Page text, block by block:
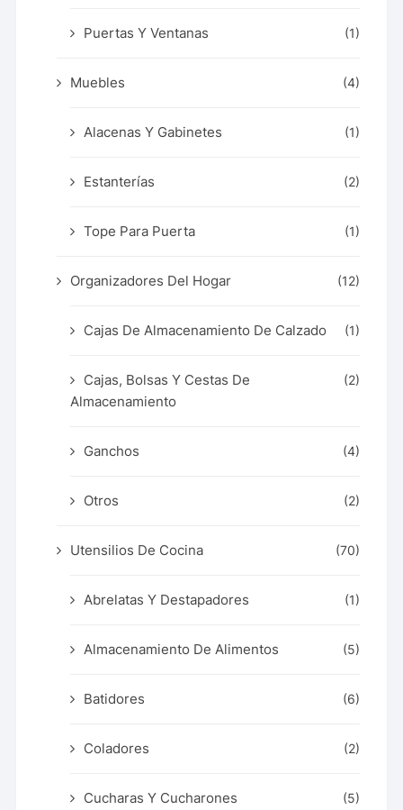
Puertas Y Ventanas (1)
Muebles (4)
Alacenas Y Gabinetes (1)
Estanterías (2)
Tope Para Puerta (1)
Organizadores Del Hogar (12)
Cajas De Almacenamiento De Calzado (1)
Cajas, Bolsas Y Cestas De
Almacenamiento
(2)
Ganchos (4)
Otros (2)
Utensilios De Cocina (70)
Abrelatas Y Destapadores (1)
Almacenamiento De Alimentos (5)
Batidores (6)
Coladores (2)
Cucharas Y Cucharones (5)